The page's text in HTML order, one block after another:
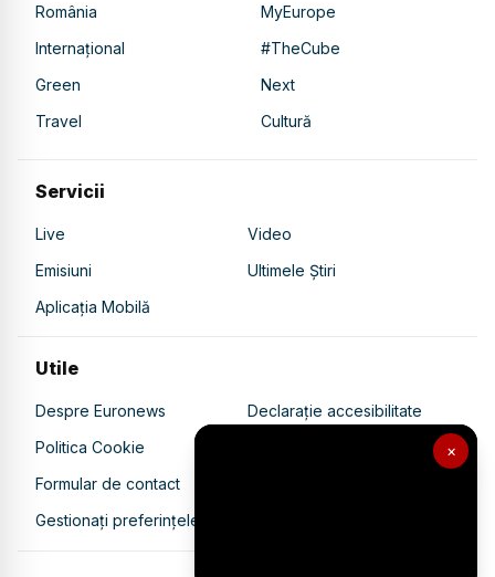
×
România
MyEurope
Internațional
#TheCube
Green
Next
Travel
Cultură
Servicii
Live
Video
Emisiuni
Ultimele Știri
Aplicația Mobilă
Utile
Despre Euronews
Declarație accesibilitate
Politica Cookie
Politica de confidențialitate
Formular de contact
Gestionați preferințele